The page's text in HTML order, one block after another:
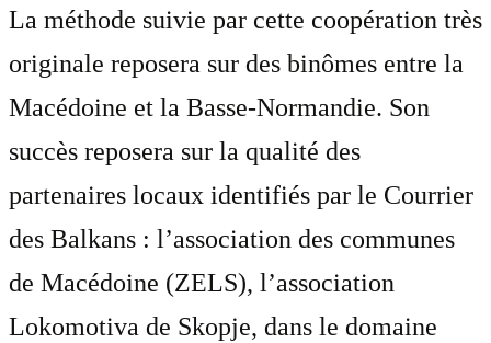
La méthode suivie par cette coopération très
originale reposera sur des binômes entre la
Macédoine et la Basse-Normandie. Son
succès reposera sur la qualité des
partenaires locaux identifiés par le Courrier
des Balkans : l’association des communes
de Macédoine (ZELS), l’association
Lokomotiva de Skopje, dans le domaine